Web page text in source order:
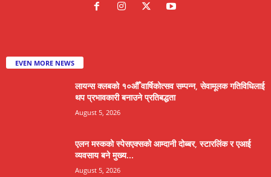
EVEN MORE NEWS
लायन्स क्लबको १०औँ वार्षिकोत्सव सम्पन्न, सेवामूलक गतिविधिलाई
थप प्रभावकारी बनाउने प्रतिबद्धता
August 5, 2026
एलन मस्कको स्पेसएक्सको आम्दानी दोब्बर, स्टारलिंक र एआई
व्यवसाय बने मुख्य...
August 5, 2026